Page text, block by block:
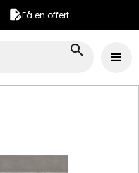
Få en offert